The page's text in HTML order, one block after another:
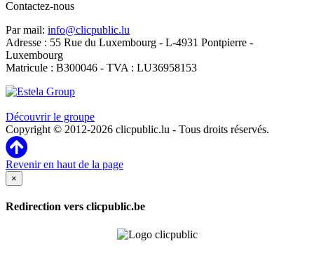
Contactez-nous
Par mail: info@clicpublic.lu
Adresse : 55 Rue du Luxembourg - L-4931 Pontpierre -
Luxembourg
Matricule : B300046 - TVA : LU36958153
Découvrir le groupe
Copyright © 2012-2026 clicpublic.lu - Tous droits réservés.
Revenir en haut de la page
×
Redirection vers clicpublic.be